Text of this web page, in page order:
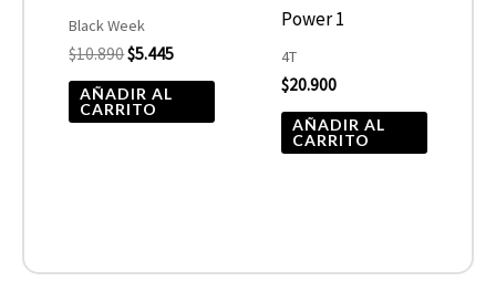
Black Week
$10.890$5.445
AÑADIR AL
CARRITO
Power 1
4T
$20.900
AÑADIR AL
CARRITO